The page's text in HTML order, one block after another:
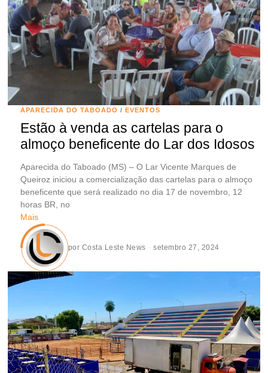
APARECIDA DO TABOADO / EVENTOS
Estão à venda as cartelas para o
almoço beneficente do Lar dos Idosos
Aparecida do Taboado (MS) – O Lar Vicente Marques de
Queiroz iniciou a comercialização das cartelas para o almoço
beneficente que será realizado no dia 17 de novembro, 12
horas BR, no
Mais
por Costa Leste News setembro 27, 2024